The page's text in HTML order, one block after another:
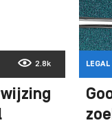
2.8k LEGAL